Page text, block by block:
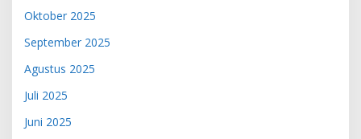
Oktober 2025
September 2025
Agustus 2025
Juli 2025
Juni 2025